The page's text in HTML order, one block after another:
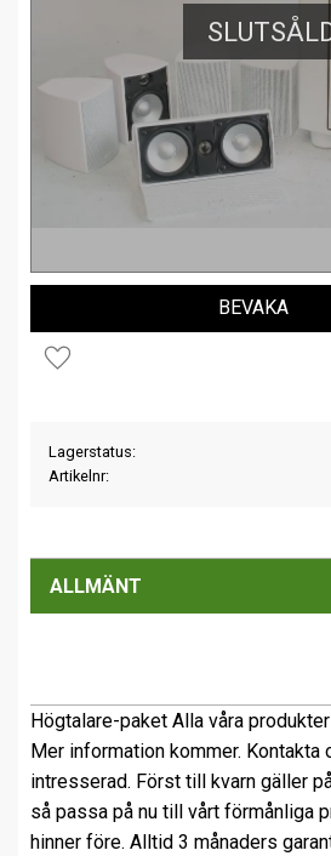
Lägg till i favoriter
BEVAKA
Lagerstatus
Artikelnr
ALLMÄNT
Högtalare-paket Alla våra
Mer information kommer. Kontakta
intresserad. Först till kvarn gäller
så passa på nu till vårt förmånliga
hinner före. Alltid 3 månaders